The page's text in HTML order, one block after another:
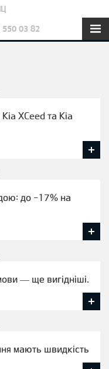
550 03 82
Kia XCeed та Kia
до -17% на
— ще вигідніші.
мають швидкість